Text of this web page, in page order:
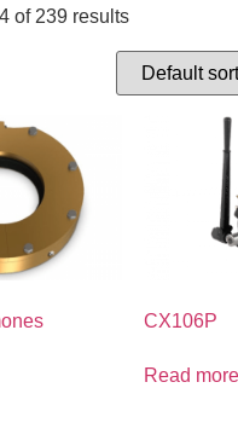
of 239 results
CX106P
Read more